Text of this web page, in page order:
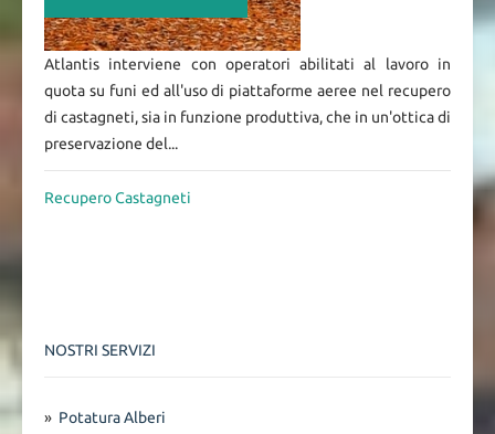
Atlantis interviene con operatori abilitati al lavoro in
quota su funi ed all'uso di piattaforme aeree nel recupero
di castagneti, sia in funzione produttiva, che in un'ottica di
preservazione del...
Recupero Castagneti
NOSTRI SERVIZI
» Potatura Alberi